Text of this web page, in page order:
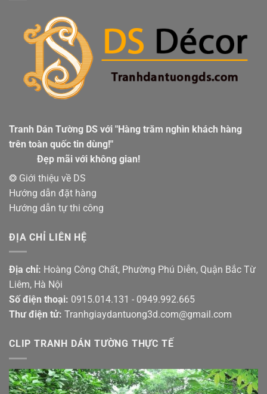
Tranh Dán Tường DS với "Hàng trăm nghìn khách hàng
trên toàn quốc tin dùng!"
Đẹp mãi với không gian!
❂ Giới thiệu về DS
Hướng dẫn đặt hàng
Hướng dẫn tự thi công
ĐỊA CHỈ LIÊN HỆ
Địa chỉ: Hoàng Công Chất, Phường Phú Diễn, Quận Bắc Từ
Liêm, Hà Nội
Số điện thoại: 0915.014.131 - 0949.992.665
Thư điện tử: Tranhgiaydantuong3d.com@gmail.com
CLIP TRANH DÁN TƯỜNG THỰC TẾ